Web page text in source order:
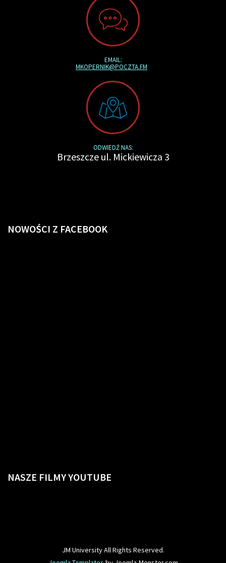
EMAIL:
MKOPERNIK@POCZTA.FM
ODWIEDŹ NAS:
Brzeszcze ul. Mickiewicza 3
NOWOŚCI Z FACEBOOK
NASZE FILMY YOUTUBE
JM University All Rights Reserved.